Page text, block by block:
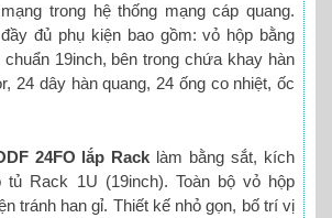
trong hệ thống mạng cáp quang.
đủ phụ kiện bao gồm: vỏ hộp bằng
19inch, bên trong chứa khay hàn
24 dây hàn quang, 24 ống co nhiệt, ốc
24FO lắp Rack làm bằng sắt, kích
tủ Rack 1U (19inch). Toàn bộ vỏ hộp
tránh han gỉ. Thiết kế nhỏ gọn, bố trí vị